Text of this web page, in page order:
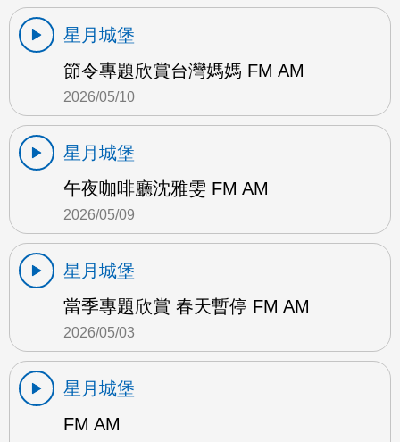
星月城堡
節令專題欣賞台灣媽媽 FM AM
2026/05/10
星月城堡
午夜咖啡廳沈雅雯 FM AM
2026/05/09
星月城堡
當季專題欣賞 春天暫停 FM AM
2026/05/03
星月城堡
FM AM